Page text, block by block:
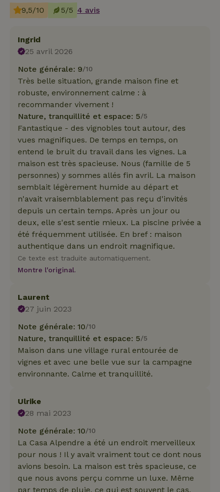
9,5/10 5/5 4 avis
Ingrid
25 avril 2026
Note générale: 9/10
Très belle situation, grande maison fine et
robuste, environnement calme : à
recommander vivement !
Nature, tranquillité et espace: 5/5
Fantastique - des vignobles tout autour, des
vues magnifiques. De temps en temps, on
entend le bruit du travail dans les vignes. La
maison est très spacieuse. Nous (famille de 5
personnes) y sommes allés fin avril. La maison
semblait légèrement humide au départ et
n'avait vraisemblablement pas reçu d'invités
depuis un certain temps. Après un jour ou
deux, elle s'est sentie mieux. La piscine privée a
été fréquemment utilisée. En bref : maison
authentique dans un endroit magnifique.
Ce texte est traduite automatiquement.
Montre l'original.
Laurent
27 juin 2023
Note générale: 10/10
Nature, tranquillité et espace: 5/5
Maison dans une village rural entourée de
vignes et avec une belle vue sur la campagne
environnante. Calme et tranquillité.
Ulrike
28 mai 2023
Note générale: 10/10
La Casa Alpendre a été un endroit merveilleux
pour nous ! Il y avait vraiment tout ce dont nous
avions besoin. La maison est très spacieuse, ce
que nous avons perçu comme un luxe. Même
par temps de pluie, ce qui est souvent le cas,